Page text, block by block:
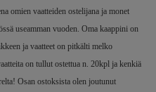
omien vaatteiden ostelijana ja monet
useamman vuoden. Oma kaappini on
ja vaatteet on pitkälti melko
on tullut ostettua n. 20kpl ja kenkiä
Osan ostoksista olen joutunut